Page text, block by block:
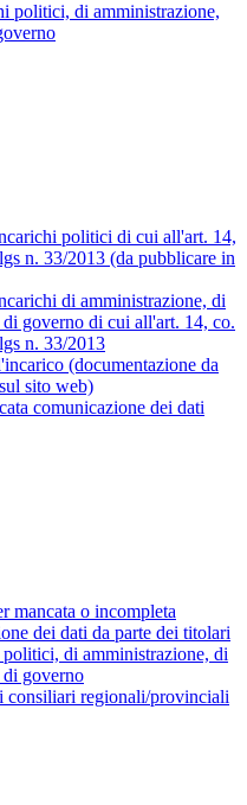
politici, di amministrazione,
politici di cui all'art. 14,
n. 33/2013 (da pubblicare in
di amministrazione, di
governo di cui all'art. 14, co.
n. 33/2013
(documentazione da
sito web)
comunicazione dei dati
mancata o incompleta
dei dati da parte dei titolari
di amministrazione, di
governo
consiliari regionali/provinciali